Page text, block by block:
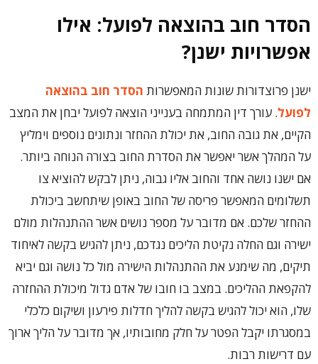
הסדר חוב בהוצאה לפועל: אילו
אפשרויות ישנן?
ישנן פרוצדורות שונות המאפשרות הסדר חוב בהוצאה
לפועל. עורך דין המתמחה בענייני הוצאה לפועל יבחן את המצב
הקיים, את גובה החוב, את יכולת ההחזר ונתונים נוספים וימליץ
על המהלך אשר יאפשר את הסדרת החוב בצורה הנוחה ביותר.
אם ישנו נושה אחד והחוב אליו גבוה, ניתן לבקש להוציא צו
תשלומים המאפשר פריסה של החוב באופן שיתחשב ביכולת
ההחזר שלכם. אם מדובר על מספר נושים אשר ההתנהלות מולם
ישירה וגם החלה נקיטת הליכים נגדכם, ניתן להגיש בקשה לאיחוד
תיקים, מה שימנע את ההתנהלות הישירה מול כל נושה וגם יביא
להקפאת ההליכים. במצב בו חובו של אדם גדול מיכולת ההחזרה
שלו, הוא יכול להגיש בקשה להליך חדלות פירעון ושיקום כלכלי
במסגרתו יקבל הפטר על חלק מחובותיו, אך מדובר על הליך ארוך
עם דרישות רבות.